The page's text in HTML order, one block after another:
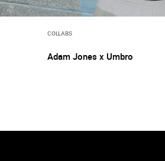
COLLABS
Adam Jones x Umbro